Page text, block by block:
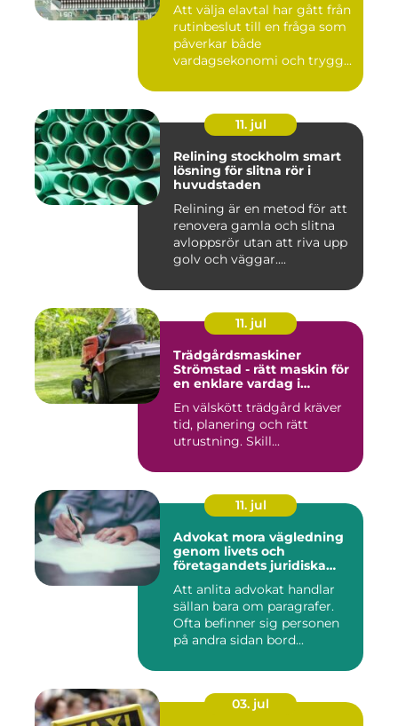
Att välja elavtal har gått från
rutinbeslut till en fråga som
påverkar både
vardagsekonomi och trygg...
11. jul
Relining stockholm smart
lösning för slitna rör i
huvudstaden
Relining är en metod för att
renovera gamla och slitna
avloppsrör utan att riva upp
golv och väggar....
11. jul
Trädgårdsmaskiner
Strömstad - rätt maskin för
en enklare vardag i
En välskött trädgård kräver
tid, planering och rätt
utrustning. Skill...
11. jul
Advokat mora vägledning
genom livets och
företagandets juridiska
Att anlita advokat handlar
sällan bara om paragrafer.
Ofta befinner sig personen
på andra sidan bord...
03. jul